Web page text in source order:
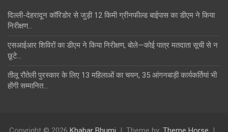
दिल्ली-देहरादून कॉरिडोर से जुड़ी 12 किमी ग्रीनफील्ड बाईपास का डीएम ने किया
निरीक्षण…
एसआईआर शिविरों का डीएम ने किया निरीक्षण, बोले—कोई पात्र मतदाता सूची से न
छूटे…
तीलू रौतेली पुरस्कार के लिए 13 महिलाओं का चयन, 35 आंगनबाड़ी कार्यकर्तियां भी
होंगी सम्मानित…